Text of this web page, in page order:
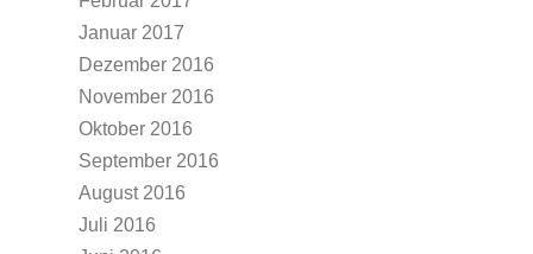
Januar 2017
Dezember 2016
November 2016
Oktober 2016
September 2016
August 2016
Juli 2016